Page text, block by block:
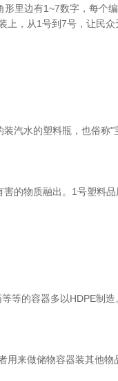
里边有1~7数字，每个
，从1号到7号，让民
汽水的塑料瓶，也俗称"
的物质融出。1号塑料
等的容器多以HDPE制造
来做储物容器装其他物